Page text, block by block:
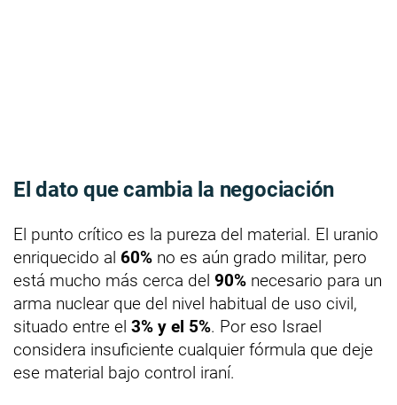
El dato que cambia la negociación
El punto crítico es la pureza del material. El uranio
enriquecido al 60% no es aún grado militar, pero
está mucho más cerca del 90% necesario para un
arma nuclear que del nivel habitual de uso civil,
situado entre el 3% y el 5%. Por eso Israel
considera insuficiente cualquier fórmula que deje
ese material bajo control iraní.